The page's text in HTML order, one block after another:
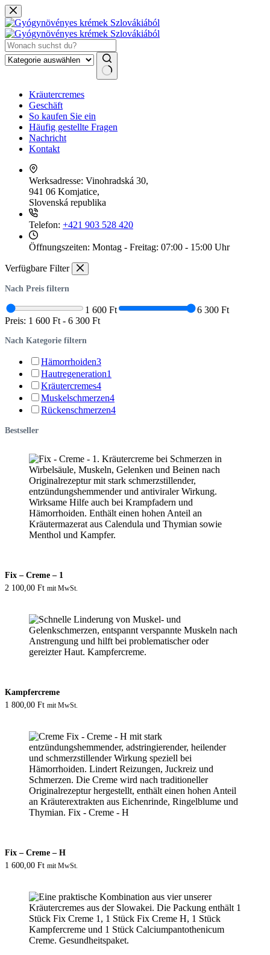
Zum
Inhalt
springen
ErgebnisseKräutercremes
Geschäft
So kaufen Sie ein
Häufig gestellte Fragen
Nachricht
Kontakt
Werksadresse: Vinohradská 30,
941 06 Komjatice,
Slovenská republika
Telefon: +421 903 528 420
Öffnungszeiten: Montag - Freitag: 07:00 - 15:00 Uhr
Verfügbare Filter
Nach Preis filtern
1 600 Ft
6 300 Ft
Preis: 1 600 Ft - 6 300 Ft
Nach Kategorie filtern
Hämorrhoiden3
Hautregeneration1
Kräutercremes4
Muskelschmerzen4
Rückenschmerzen4
Bestseller
Fix – Creme – 1
2 100,00 Ft mit MwSt.
Kampfercreme
1 800,00 Ft mit MwSt.
Fix – Creme – H
1 600,00 Ft mit MwSt.